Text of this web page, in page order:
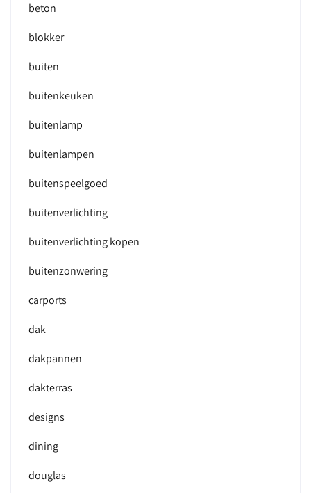
beton
blokker
buiten
buitenkeuken
buitenlamp
buitenlampen
buitenspeelgoed
buitenverlichting
buitenverlichting kopen
buitenzonwering
carports
dak
dakpannen
dakterras
designs
dining
douglas